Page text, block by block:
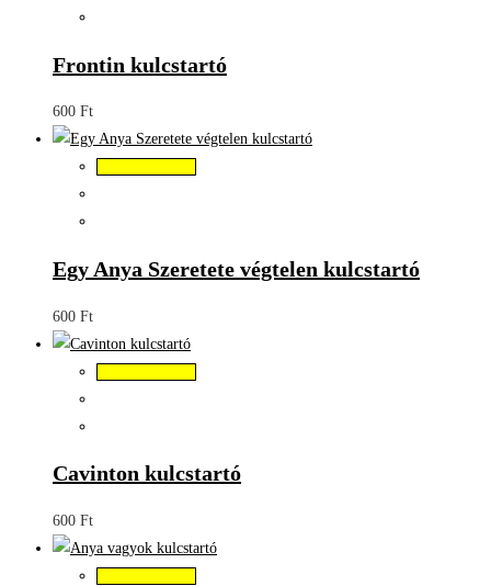
Frontin kulcstartó
600 Ft
Egy Anya Szeretete végtelen kulcstartó
600 Ft
Cavinton kulcstartó
600 Ft